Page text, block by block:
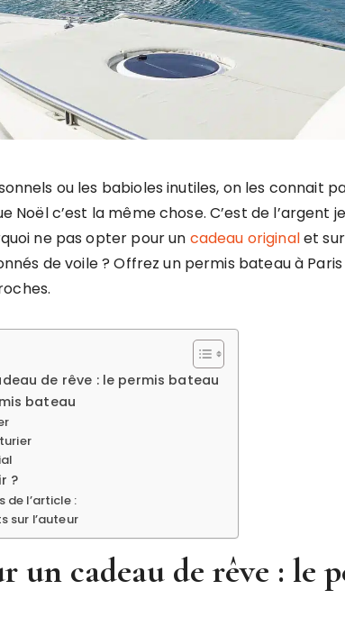
ou les babioles inutiles, on les connait
Noël c’est la même chose. C’est de l’argent
ne pas opter pour un cadeau originalet
de voile ? Offrez un permis bateau à
de rêve : le permis bateau
bateau
?
de l’article :
sur l’auteur
un cadeau de rêve : le